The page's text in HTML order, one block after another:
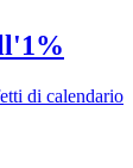
di calendario